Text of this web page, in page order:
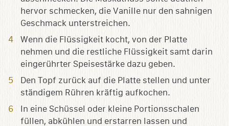
hervor schmecken, die Vanille nur den sahnigen
Geschmack unterstreichen.
Wenn die Flüssigkeit kocht, von der Platte
nehmen und die restliche Flüssigkeit samt darin
eingerührter Speisestärke dazu geben.
Den Topf zurück auf die Platte stellen und unter
ständigem Rühren kräftig aufkochen.
In eine Schüssel oder kleine Portionsschalen
füllen, abkühlen und erstarren lassen und